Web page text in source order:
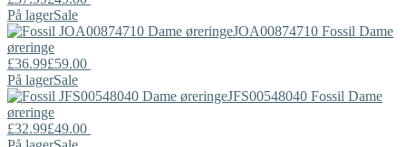
På lagerSale
JOA00874710 Fossil Dame
øreringe
£36.99£59.00
På lagerSale
JFS00548040 Fossil Dame
øreringe
£32.99£49.00